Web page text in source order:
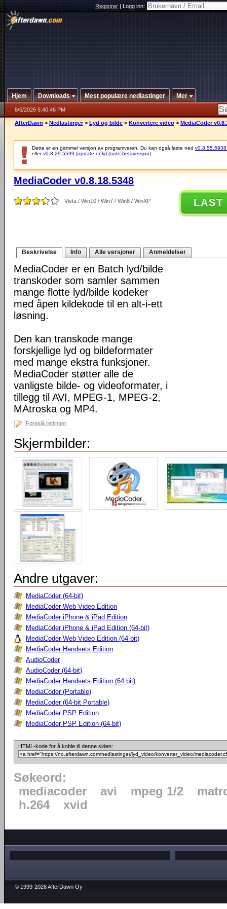
Registrer|Logg inn:
Hjem Downloads Mest populære nedlastinger Mer
8/6/2026 5:40:46 PM
AfterDawn > Nedlastinger > Lyd og bilde > Konvertere video > MediaCoder
Dette er en gammel versjon av programvaren. Du kan også laste ned v0.8.55.5938
ellerv0.8.29.5599 (update only) (siste betaversjon)
MediaCoder v0.8.18.5348
Vista / Win10 / Win7 / Win8 / WinXP LAST
Beskrivelse Info Alle versjoner Anmeldelser
MediaCoder er en Batch lyd/bilde
transkoder som samler sammen
mange flotte lyd/bilde kodeker
med åpen kildekode til en alt-i-ett
løsning.
Den kan transkode mange
forskjellige lyd og bildeformater
med mange ekstra funksjoner.
MediaCoder støtter alle de
vanligste bilde- og videoformater, i
tillegg til AVI, MPEG-1, MPEG-2,
MAtroska og MP4.
Foreslå rettinger
Skjermbilder:
Andre utgaver:
MediaCoder (64-bit)
MediaCoder Web Video Edition
MediaCoder iPhone & iPad Edition
MediaCoder iPhone & iPad Edition (64-bit)
MediaCoder Web Video Edition (64-bit)
MediaCoder Handsets Edition
AudioCoder
AudioCoder (64-bit)
MediaCoder Handsets Edition (64 bit)
MediaCoder (Portable)
MediaCoder (64-bit Portable)
MediaCoder PSP Edition
MediaCoder PSP Edition (64-bit)
HTML-kode for å koble til denne siden:
Søkeord:
mediacoder
avi mpeg 1/2
h.264
xvid
© 1999-2026 AfterDawn Oy